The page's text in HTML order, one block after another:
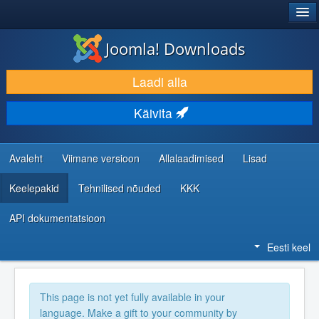
LAADI ALLA JA LAIENDA
AVASTA JA ÕPI
KOGUKOND JA KASUTAJATUGI
RESSURSID ARENDAJATELE
Joomla! Downloads
Laadi alla
Käivita
Avaleht Viimane versioon Allalaadimised Lisad
Keelepakid Tehnilised nõuded KKK
API dokumentatsioon
Eesti keel
This page is not yet fully available in your
language. Make a gift to your community by